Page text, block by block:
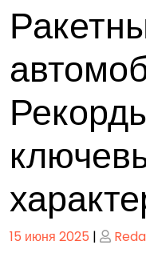
Опубликовано
15 июня 2025 |